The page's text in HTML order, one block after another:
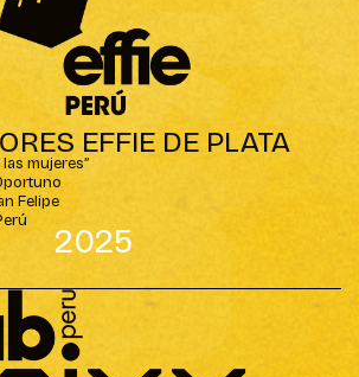
EFFIE DE PLATA
mujeres”
Felipe
2025